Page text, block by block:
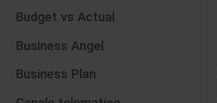
Budget vs Actual
Business Angel
Business Plan